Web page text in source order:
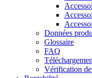
Données
Glossaire
FAQ
Vérification